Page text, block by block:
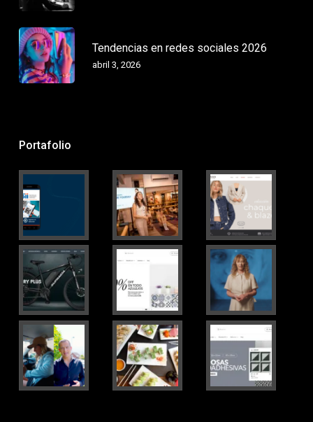
Tendencias en redes sociales 2026
abril 3, 2026
Portafolio